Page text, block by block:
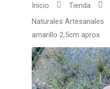
Inicio Tienda
Naturales Artesanales
amarillo 2,5cm aprox